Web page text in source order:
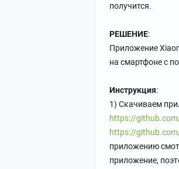
получится.
РЕШЕНИЕ:
Приложение
на смартфоне с
Инструкция:
1) Скачиваем
https://
https://
приложению
приложение,